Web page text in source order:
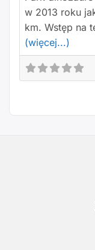
w 2013 roku
km. Wstęp na
(więcej...)